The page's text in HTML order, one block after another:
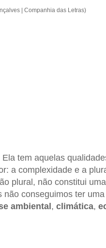
| Companhia das Letras)
tem aquelas
a complexidade e a
plural, não constitui
conseguimos ter
ambiental, climática,